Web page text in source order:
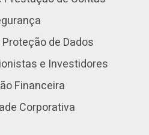
de Dados
e Investidores
Financeira
Corporativa